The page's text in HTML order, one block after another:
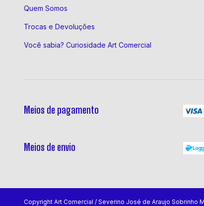
Quem Somos
Trocas e Devoluções
Você sabia? Curiosidade Art Comercial
Meios de pagamento
Meios de envio
Copyright Art Comercial / Severino José de Araujo